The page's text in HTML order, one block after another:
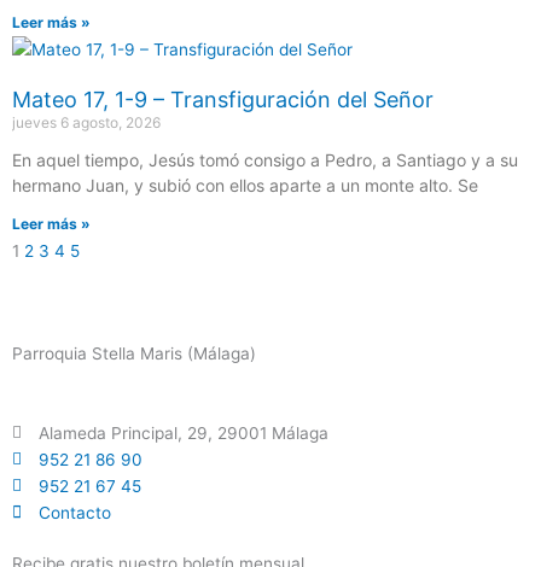
Leer más »
Mateo 17, 1-9 – Transfiguración del Señor
jueves 6 agosto, 2026
En aquel tiempo, Jesús tomó consigo a Pedro, a Santiago y a su
hermano Juan, y subió con ellos aparte a un monte alto. Se
Leer más »
1 2 3 4 5
Parroquia Stella Maris (Málaga)
Alameda Principal, 29, 29001 Málaga
952 21 86 90
952 21 67 45
Contacto